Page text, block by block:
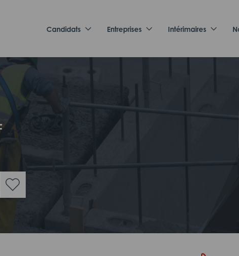
Candidats Entreprises Intérimaires